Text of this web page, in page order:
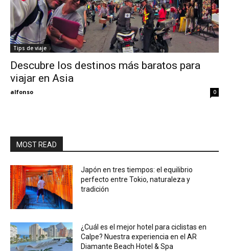
My
Tips de viaje
Descubre los destinos más baratos para
viajar en Asia
alfonso 0
MOST READ
Japón en tres tiempos: el equilibrio
perfecto entre Tokio, naturaleza y
tradición
¿Cuál es el mejor hotel para ciclistas en
Calpe? Nuestra experiencia en el AR
Diamante Beach Hotel & Spa